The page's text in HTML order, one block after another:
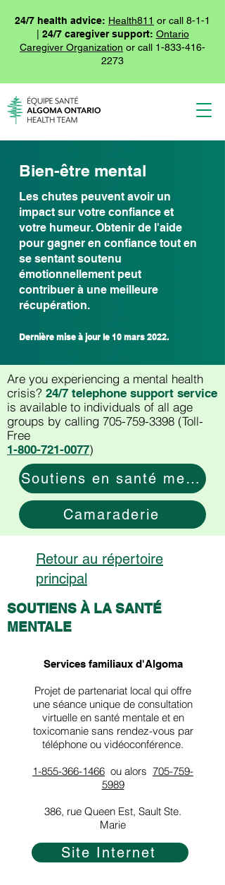
24/7 health advice: Health811 or call 8-1-1
24/7 caregiver support: Ontario
Caregiver Organization or call 1-833-416-
2273
Bien-être mental
Les chutes peuvent avoir un
impact sur votre confiance et
votre humeur. Obtenir de l'aide
pour gagner en confiance tout en
se sentant soutenu
émotionnellement peut
contribuer à une meilleure
récupération.
Dernière mise à jour le 10 mars 2022.
Are you experiencing a mental health
crisis? 24/7 telephone support service
is available to individuals of all age
groups by calling 705-759-3398 (Toll-
Free
1-800-721-0077)
Soutiens en santé mentale
Camaraderie
Retour au répertoire
principal
SOUTIENS À LA SANTÉ
MENTALE
Services familiaux d'Algoma
Projet de partenariat local qui offre
une séance unique de consultation
virtuelle en santé mentale et en
toxicomanie sans rendez-vous par
téléphone ou vidéoconférence.
1-855-366-1466 ou alors 705-759-
5989
386, rue Queen Est, Sault Ste.
Marie
Site Internet